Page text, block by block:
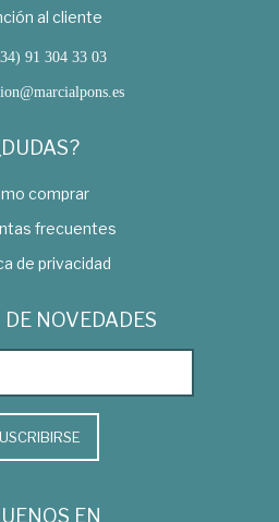
al cliente
91 304 33 03
comprar
frecuentes
de privacidad
NOVEDADES
EN